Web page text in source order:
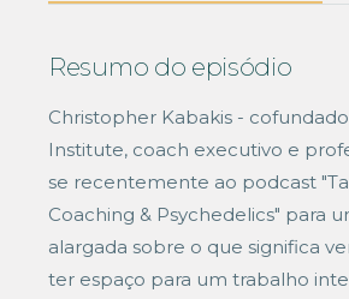
Resumo do episódio
Christopher Kabakis -
Institute, coach executivo e
se recentemente ao podcast
Coaching & Psychedelics" para
alargada sobre o que significa
ter espaço para um trabalho